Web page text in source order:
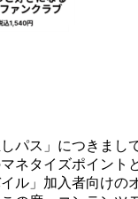
パス」につきまし
ネタイズポイント
イル」加入者向けの